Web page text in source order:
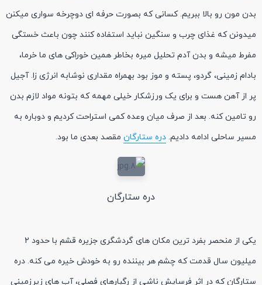
بدن مون رو بالا ببریم. کسانی که بصورت حرفه ای دوچرخه سواری میکنن
میدونن که غذای چرب و سنگین نباید استفاده کنند چون باعث خستگی
مفرط میشه و بدن آدم تحلیل میره بخاطر همین خوراکی های ما خرما،
بادام زمینی، گردو، پسته و موز بود بهمراه مقداری نوشابه انرژی زا. آجیل
پر از آهن هست و برای یک ورزشکار خیلی مهمه که بتونه مواد لازم بدن
رو تامین کنه. بعد از صرف میان وعده کمی استراحت کردیم و دوباره به
مسیر ساحلی ادامه دادیم. دره ستارگان مقصد بعدی ما بود.
دره ستارگان
یکی از منحصر بفرد ترین مکان های گردشگری جزیره قشم با حدود 2
میلیون سال قدمت که چشم هر بیننده رو به خودش خیره می کنه. دره
ستارگان که در اثر فرسایش ناشی از رگبارهای فصلی، آب های زیرزمینی